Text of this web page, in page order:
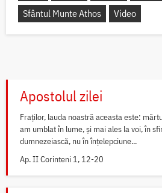
Sfântul Munte Athos
Video
Apostolul zilei
Fraților, lauda noastră aceasta este:
am umblat în lume, și mai ales la voi, în
dumnezeiască, nu în înțelepciune...
Ap. II Corinteni 1, 12-20